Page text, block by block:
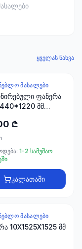
ყველას ნახვა
ᲛᲐᲡᲐᲚᲔᲑᲘ
ფანერა
მმ
₾
1-2 სამუშაო
კალათაში
ᲛᲐᲡᲐᲚᲔᲑᲘ
10X1525X1525 მმ